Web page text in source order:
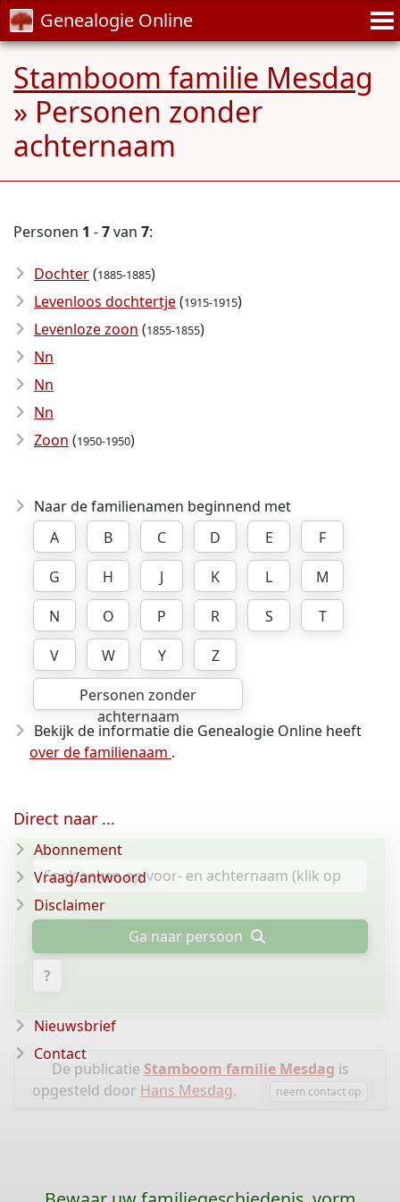
Genealogie Online
Stamboom familie Mesdag
» Personen zonder
achternaam
Personen 1 -7van 7:
Dochter(1885-1885)
Levenloos dochtertje(1915-1915)
Levenloze zoon (1855-1855)
Nn
Nn
Nn
Zoon (1950-1950)
Naar de familienamen beginnend met
A
B C D E
F
G
H J K L
M
N
O P R S
T
V
W Y
Z
Personen zonder
achternaam
Bekijk de informatie die Genealogie Online heeft
over de familienaam .
Ga naar persoon
?
De publicatie Stamboom familie Mesdag is
opgesteld door Hans Mesdag. neem contact op
Direct naar ...
Abonnement
Vraag/antwoord
Disclaimer
Nieuwsbrief
Contact